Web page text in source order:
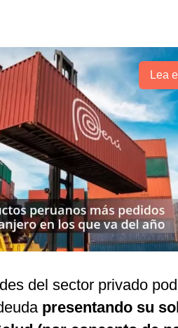
Lea
del sector privado
presentando su